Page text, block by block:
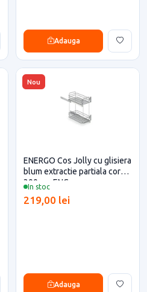
Adauga
Nou
In stoc
ENERGO Cos Jolly cu glisiera
blum extractie partiala corp
300mm ENG
219,00 lei
Adauga